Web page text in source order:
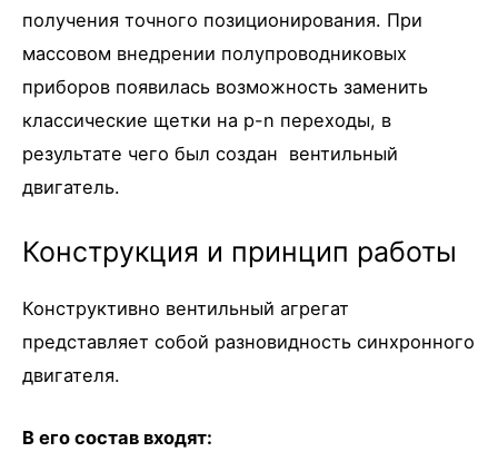
получения точного позиционирования. При
массовом внедрении полупроводниковых
приборов появилась возможность заменить
классические щетки на p-n переходы, в
результате чего был создан вентильный
двигатель.
Конструкция и принцип работы
Конструктивно вентильный агрегат
представляет собой разновидность синхронного
двигателя.
В его состав входят: